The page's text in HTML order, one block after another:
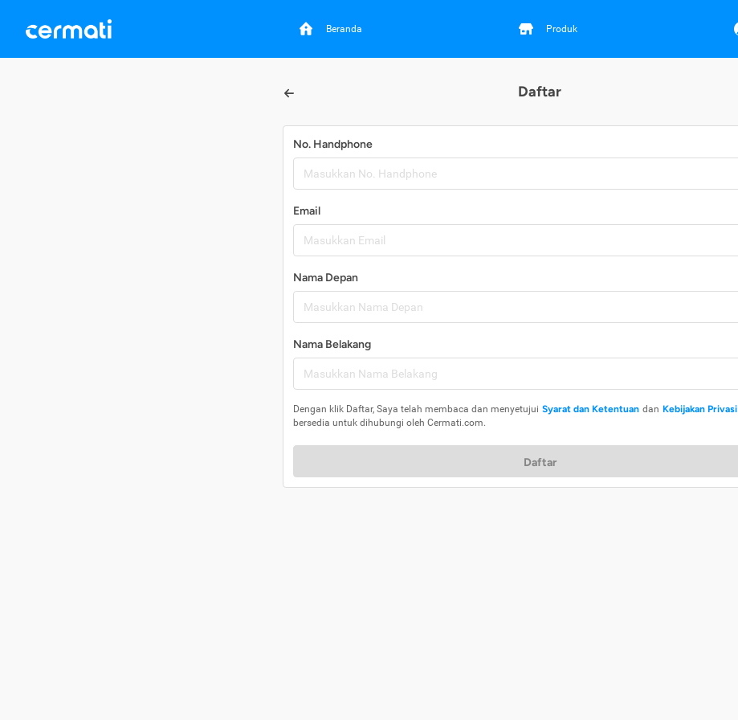
Beranda Produk
Daftar
No. Handphone
Email
Nama Depan
Nama Belakang
Dengan klik Daftar, Saya telah membaca dan menyetujui Syarat dan Ketentuan dan Kebijakan Privasi
bersedia untuk dihubungi oleh Cermati.com.
Daftar